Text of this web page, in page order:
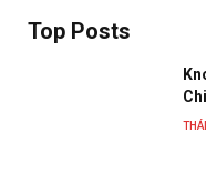
Top Posts